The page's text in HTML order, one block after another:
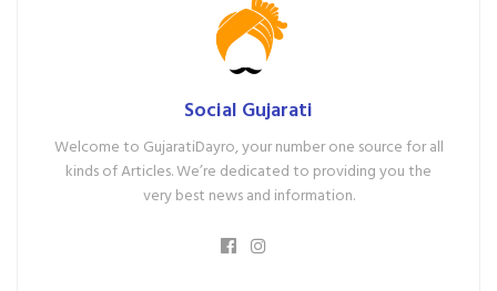
Social Gujarati
Welcome to GujaratiDayro, your number one source for all
kinds of Articles. We’re dedicated to providing you the
very best news and information.